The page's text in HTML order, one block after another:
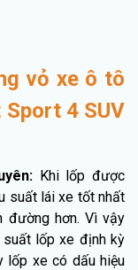
vỏ xe ô tô
4 SUV
Khi lốp được
suất lái xe tốt nhất
đường hơn. Vì vậy
suất lốp xe định kỳ
lốp xe có dấu hiệu